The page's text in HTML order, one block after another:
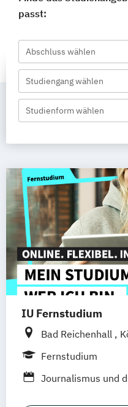
passt:
Abschluss wählen
Studiengang wählen
Studienform wählen
IU Fernstudium
Bad Reichenhall
Kiel
Frankfurt am
Deggendorf
Oberhausen
Fernstudium
Journalismus und